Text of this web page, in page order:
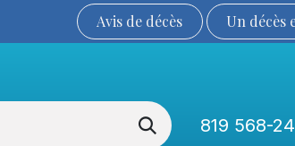
Avis de décès Un décès
819 568-